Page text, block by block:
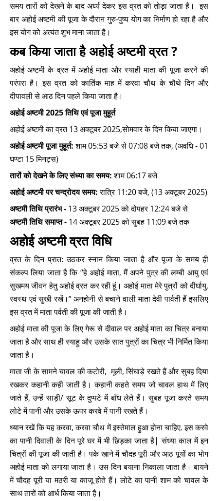
समय तारों को देखने के बाद अर्घ्य देकर इस व्रत को तोड़ा जाता है। इस
बार अहोई अष्टमी की पूजा के दौरान गुरु-पुष्य योग का निर्माण हो रहा है और
इस योग को अत्यंत शुभ माना जाता है।
कब किया जाता है अहोई अष्टमी व्रत ?
अहोई अष्टमी के व्रत में अहोई माता और स्याही माता की पूजा करने की
परंपरा है। इस व्रत को कार्तिक माह में करवा चौथ के चौथे दिन और
दीपावली से आठ दिन पहले किया जाता है।
अहोई अष्टमी 2025 तिथि एवं पूजा मुहूर्त
अहोई अष्टमी का व्रत 13 अक्टूबर 2025,सोमवार के दिन किया जाएगा।
अहोई अष्टमी पूजा मुहूर्त:शाम 05:53 बजे से 07:08 बजे तक, (अवधि - 01
घण्टा 15 मिनट्स)
तारों को देखने के लिए संध्या का समय:शाम 06:17 बजे
अहोई अष्टमी पर चन्द्रोदय समय:रात्रि 11:20 बजे, (13 अक्टूबर 2025)
अष्टमी तिथि प्रारंभ - 13 अक्टूबर 2025 को दोपहर 12:24 बजे से
अष्टमी तिथि समाप्त - 14 अक्टूबर 2025 को सुबह 11:09 बजे तक
अहोई अष्टमी व्रत विधि
व्रत के दिन प्रात: उठकर स्नान किया जाता है और पूजा के समय ही
संकल्प लिया जाता है कि “हे अहोई माता, मैं अपने पुत्र की लम्बी आयु एवं
सुखमय जीवन हेतु अहोई व्रत कर रही हूं। अहोई माता मेरे पुत्रों को दीर्घायु,
स्वस्थ एवं सुखी रखें।” अनहोनी से बचाने वाली माता देवी पार्वती हैं इसलिए
इस व्रत में माता पर्वती की पूजा की जाती है।
अहोई माता की पूजा के लिए गेरू से दीवाल पर अहोई माता का चित्र बनाया
जाता है और साथ ही स्याहु और उसके सात पुत्रों का चित्र भी निर्मित किया
जाता है।
माता जी के सामने चावल की कटोरी, मूली, सिंघाड़े रखते हैं और सुबह दिया
रखकर कहानी कही जाती है। कहानी कहते समय जो चावल हाथ में लिए
जाते हैं, उन्हें साड़ी/ सूट के दुप्पटे में बाँध लेते हैं। सुबह पूजा करते समय
लोटे में पानी और उसके ऊपर करवे में पानी रखते हैं।
ध्यान रखें कि यह करवा, करवा चौथ में इस्तेमाल हुआ होना चाहिए. इस करवे
का पानी दिवाली के दिन पूरे घर में भी छिड़का जाता है| संध्या काल में इन
चित्रों की पूजा की जाती है। पके खाने में चौदह पूरी और आठ पूयों का भोग
अहोई माता को लगाया जाता है। उस दिन बयाना निकाला जाता है। बायने
में चौदह पूरी या मठरी या काजू होते हैं। लोटे का पानी शाम को चावल के
साथ तारों को आर्ध किया जाता है।